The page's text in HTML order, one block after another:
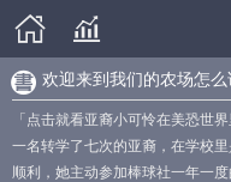
欢迎来到我们的农场怎么
「点击就看亚裔小可怜在美恐世
一名转学了七次的亚裔，在学校
顺利，她主动参加棒球社一年一